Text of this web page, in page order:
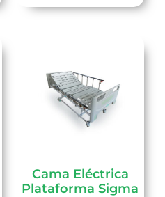
Cama Eléctrica
Plataforma Sigma